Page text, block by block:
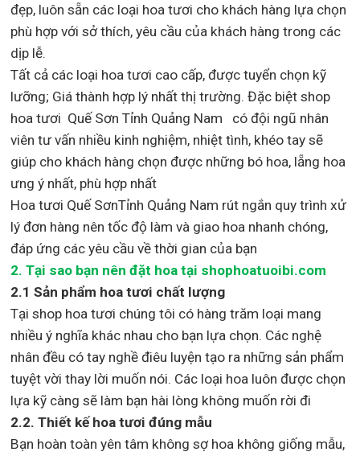
đẹp, luôn sẵn các loại hoa tươi cho khách hàng lựa chọn
phù hợp với sở thích, yêu cầu của khách hàng trong các
dịp lễ.
Tất cả các loại hoa tươi cao cấp, được tuyển chọn kỹ
lưỡng; Giá thành hợp lý nhất thị trường. Đặc biệt shop
hoa tươi Quế Sơn Tỉnh Quảng Nam
có đội ngũ nhân
viên tư vấn nhiều kinh nghiệm, nhiệt tình, khéo tay sẽ
giúp cho khách hàng chọn được những bó hoa, lẵng hoa
ưng ý nhất, phù hợp nhất
Hoa tươi Quế SơnTỉnh Quảng Nam rút ngắn quy trình xử
lý đơn hàng nên tốc độ làm và giao hoa nhanh chóng,
đáp ứng các yêu cầu về thời gian của bạn
2. Tại sao bạn nên đặt hoa tại shophoatuoibi.com
2.1 Sản phẩm hoa tươi chất lượng
Tại shop hoa tươi chúng tôi có hàng trăm loại mang
nhiều ý nghĩa khác nhau cho bạn lựa chọn. Các nghệ
nhân đều có tay nghề điêu luyện tạo ra những sản phẩm
tuyệt vời thay lời muốn nói. Các loại hoa luôn được chọn
lựa kỹ càng sẽ làm bạn hài lòng không muốn rời đi
2.2. Thiết kế hoa tươi đúng mẫu
Bạn hoàn toàn yên tâm không sợ hoa không giống mẫu,